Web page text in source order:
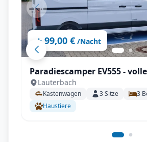
ab 99,00 € /Nacht
Paradiescamper EV555 -
Kastenwagen, 100% Autark
Lauterbach
Kastenwagen 3Sitze 3
Haustiere